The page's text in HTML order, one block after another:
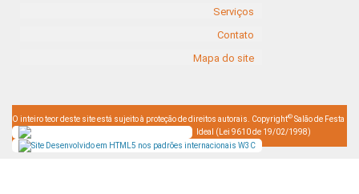
Serviços
Contato
Mapa do site
O inteiro teor deste site está sujeito à proteção de direitos autorais. Copyright© Salão de Festa
Ideal (Lei 9610 de 19/02/1998)